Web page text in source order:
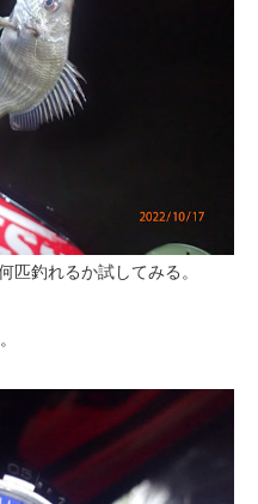
匹釣れるか試してみる。